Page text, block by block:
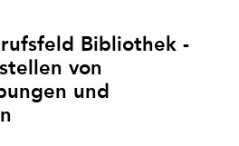
Bibliothek -
von
und